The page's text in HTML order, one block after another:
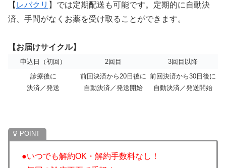
【 レバクリ 】では定期配送も可能です。定期的に自動決
済、手間がなくお薬を受け取ることができます。
【お届けサイクル】
申込日（初回） 2回目
3回目以降
診療後に
決済／発送
前回決済から20日後に
自動決済／発送開始
前回決済から30日後に
自動決済／発送開始
●いつでも解約OK・解約手数料なし！